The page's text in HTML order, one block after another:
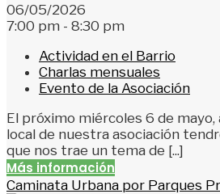
06/05/2026
7:00 pm - 8:30 pm
Actividad en el Barrio
Charlas mensuales
Evento de la Asociación
El próximo miércoles 6 de mayo,
local de nuestra asociación
que nos trae un tema de [...]
Más información
Caminata Urbana por Parques